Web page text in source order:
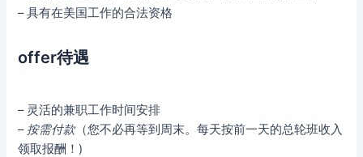
– 具有在美国工作的合法资格
offer待遇
– 灵活的兼职工作时间安排
– 按需付款（您不必再等到周末。每天按前一天的总轮班收入
领取报酬！)